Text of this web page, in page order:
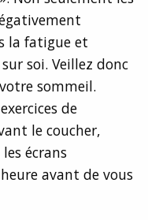
la fatigue et
soi. Veillez donc
sommeil.
de
le coucher,
écrans
avant de vous